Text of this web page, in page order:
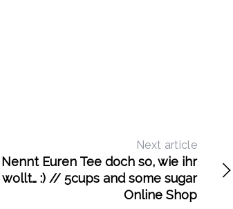
Next article
Nennt Euren Tee doch so, wie ihr
wollt… :) // 5cups and some sugar
Online Shop